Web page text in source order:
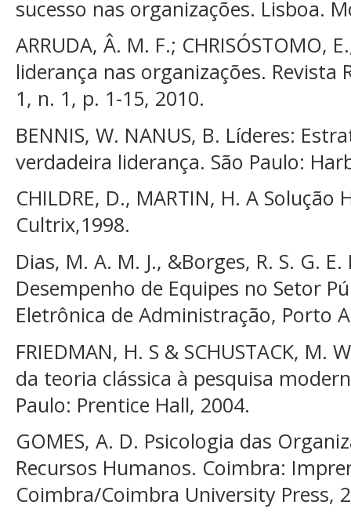
sucesso nas organizações. Lisboa.
ARRUDA, Â. M. F.; CHRISÓSTOMO,
liderança nas organizações. Revista
1, n. 1, p. 1-15, 2010.
BENNIS, W. NANUS, B. Líderes:
verdadeira liderança. São Paulo:
CHILDRE, D., MARTIN, H. A
Cultrix,1998.
Dias, M. A. M. J., &Borges, R. S. G.
Desempenho de Equipes no Setor
Eletrônica de Administração, Porto
FRIEDMAN, H. S & SCHUSTACK, M.
da teoria clássica à pesquisa
Paulo: Prentice Hall, 2004.
GOMES, A. D. Psicologia das
Recursos Humanos. Coimbra:
Coimbra/Coimbra University Press,